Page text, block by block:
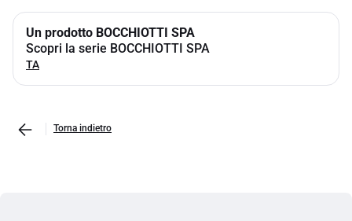
Un prodotto BOCCHIOTTI SPA
Scopri la serie BOCCHIOTTI SPA
TA
Torna indietro